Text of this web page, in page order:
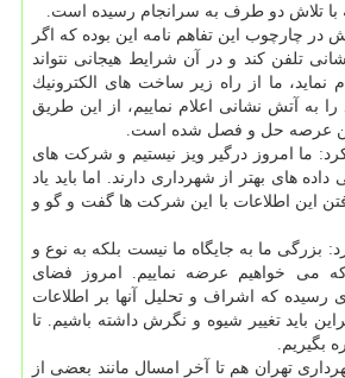
با تلاش دو طرف به سرانجام رسیده است.
در چارچوب این تفاهم نامه این بوده كه اگر
تلفن كند و در آن شرایط هیجانی نتواند
نماید، ما از راه زیر ساخت های الكترونیك
به آتش نشانی اعلام نماییم، از این طریق
عرصه حل و فصل شده است.
ما امروز درگیر ویز نیستیم و شركت های
های بهتر از شهرداری دارند. اما باید یاد
این اطلاعات با این شركت ها گفت و گو و
بزرگی ما به جایگاه ما نیست بلكه به نوع و
می خواهیم عرضه نماییم. امروز فضای
رسیده كه اشراف و تحلیل آنها بر اطلاعات
باید تغییر شیوه و نگرش داشته باشیم. تا
بگیریم.
تهران هم تا آخر امسال مانند بعضی از